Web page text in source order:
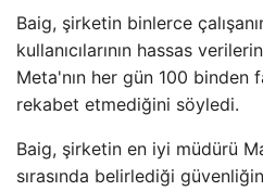
Baig, şirketin binlerce
kullanıcılarının hassas
Meta'nın her gün 100 binden
rekabet etmediğini söyledi.
Baig, şirketin en iyi müdürü
sırasında belirlediği